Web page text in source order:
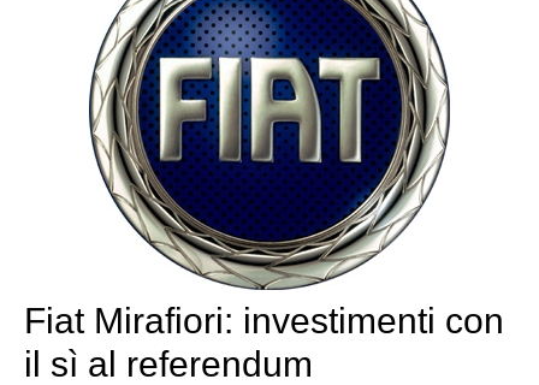
Fiat Mirafiori: investimenti con
il sì al referendum